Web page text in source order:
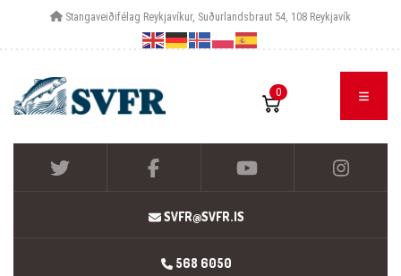
Stangaveiðifélag Reykjavíkur, Suðurlandsbraut 54, 108 Reykjavík
0
SVFR@SVFR.IS
568 6050